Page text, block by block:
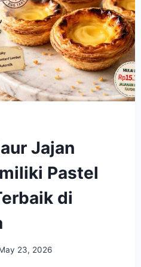
Jajan
Pastel
di
23, 2026